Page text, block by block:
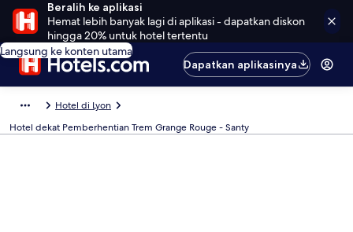
Beralih ke aplikasi
Hemat lebih banyak lagi di aplikasi - dapatkan diskon
hingga 20% untuk hotel tertentu
Langsung ke konten utama
Dapatkan aplikasinya
Hotel di Lyon
Hotel dekat Pemberhentian Trem Grange Rouge - Santy